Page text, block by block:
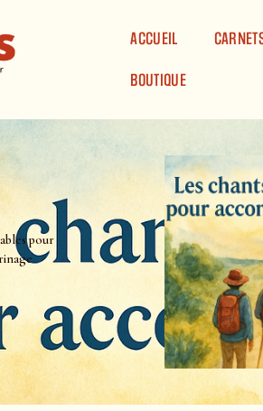
ACCUEIL
BOUTIQUE
pour